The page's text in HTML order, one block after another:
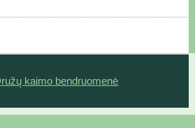
kaimo bendruomenė